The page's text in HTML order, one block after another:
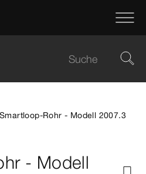
Smartloop-Rohr - Modell 2007.3
- Modell